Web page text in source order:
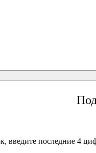
введите последние 4